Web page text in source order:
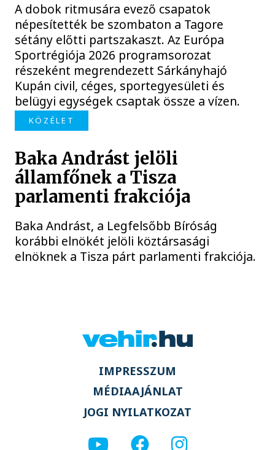
A dobok ritmusára evező csapatok
népesítették be szombaton a Tagore
sétány előtti partszakaszt. Az Európa
Sportrégiója 2026 programsorozat
részeként megrendezett Sárkányhajó
Kupán civil, céges, sportegyesületi és
belügyi egységek csaptak össze a vízen.
KÖZÉLET
Baka Andrást jelöli
államfőnek a Tisza
parlamenti frakciója
Baka Andrást, a Legfelsőbb Bíróság
korábbi elnökét jelöli köztársasági
elnöknek a Tisza párt parlamenti frakciója.
IMPRESSZUM
MÉDIAAJÁNLAT
JOGI NYILATKOZAT